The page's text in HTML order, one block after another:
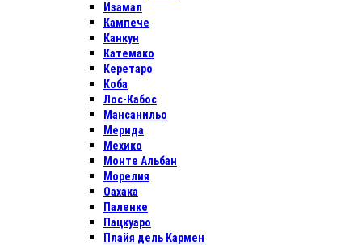
Изамал
Кампече
Канкун
Катемако
Керетаро
Коба
Лос-Кабос
Мансанильо
Мерида
Мехико
Монте Альбан
Морелия
Оахака
Паленке
Пацкуаро
Плайя дель Кармен